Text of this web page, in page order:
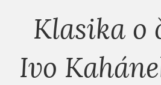
Klasika o
Ivo